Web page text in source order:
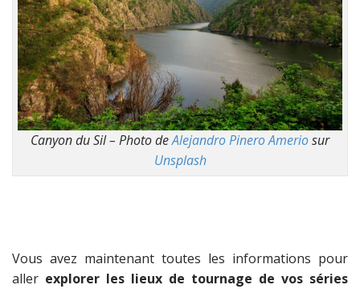
Canyon du Sil – Photo deAlejandro Pinero Ameriosur
Unsplash
Vous avez maintenant toutes les informations pour
aller explorer les lieux de tournage de vos séries